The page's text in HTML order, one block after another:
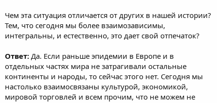
Чем эта ситуация отличается от других в нашей истории?
Тем, что сегодня мы более взаимозависимы,
интегральны, и естественно, это дает свой отпечаток?
Ответ: Да. Если раньше эпидемии в Европе и в
отдельных частях мира не затрагивали остальные
континенты и народы, то сейчас этого нет. Сегодня мы
настолько взаимосвязаны культурой, экономикой,
мировой торговлей и всем прочим, что не можем не